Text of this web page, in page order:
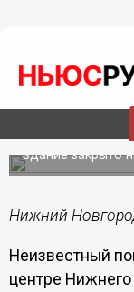
05.09.202315:35
Мужчина
Здание закрыто
Нижний
Неизвестный
центре